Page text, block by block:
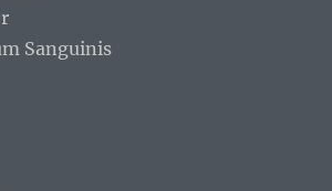
Sanguinis